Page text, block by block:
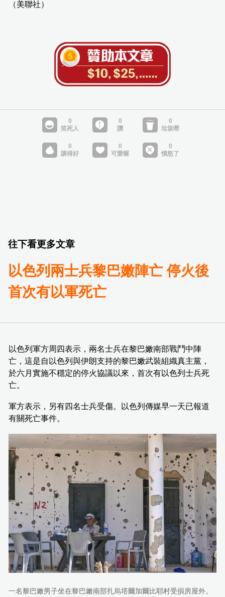
（美聯社）
往下看更多文章
以色列兩士兵黎巴嫩陣亡 停火後
首次有以軍死亡
以色列軍方周四表示，兩名士兵在黎巴嫩南部戰鬥中陣
亡，這是自以色列與伊朗支持的黎巴嫩武裝組織真主黨，
於六月實施不穩定的停火協議以來，首次有以色列士兵死
亡。
軍方表示，另有四名士兵受傷。以色列傳媒早一天已報道
有關死亡事件。
一名黎巴嫩男子坐在黎巴嫩南部扎烏塔爾加爾比耶村受損房屋外。